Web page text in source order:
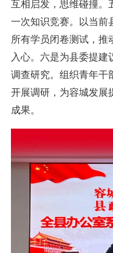
互相启发，思维碰撞
一次知识竞赛。以当前
所有学员闭卷测试，推
入心。六是为县委提
调查研究。组织青年干
开展调研，为容城发展
成果。